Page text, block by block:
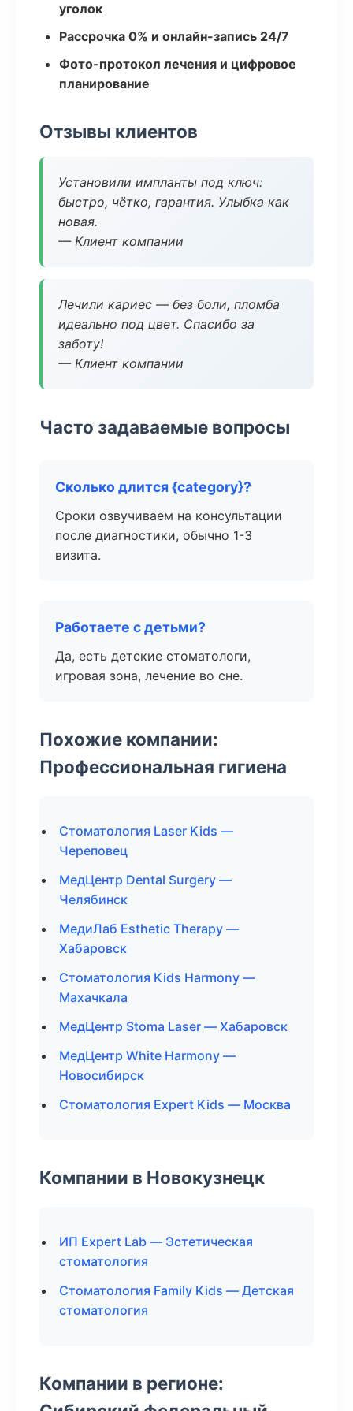
уголок
Рассрочка 0% и онлайн-запись 24/7
Фото-протокол лечения и цифровое
планирование
Отзывы клиентов
Установили импланты под ключ:
быстро, чётко, гарантия. Улыбка как
новая.
— Клиент компании
Лечили кариес — без боли, пломба
идеально под цвет. Спасибо за
заботу!
— Клиент компании
Часто задаваемые вопросы
Сколько длится {category}?
Сроки озвучиваем на консультации
после диагностики, обычно 1-3
визита.
Работаете с детьми?
Да, есть детские стоматологи,
игровая зона, лечение во сне.
Похожие компании:
Профессиональная гигиена
Стоматология Laser Kids —
Череповец
МедЦентр Dental Surgery —
Челябинск
МедиЛаб Esthetic Therapy —
Хабаровск
Стоматология Kids Harmony —
Махачкала
МедЦентр Stoma Laser — Хабаровск
МедЦентр White Harmony —
Новосибирск
Стоматология Expert Kids — Москва
Компании в Новокузнецк
ИП Expert Lab — Эстетическая
стоматология
Стоматология Family Kids — Детская
стоматология
Компании в регионе: